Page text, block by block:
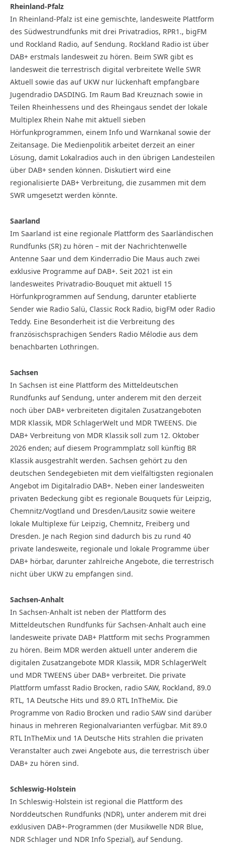
Rheinland-Pfalz
In Rheinland-Pfalz ist eine gemischte, landesweite Plattform
des Südwestrundfunks mit drei Privatradios, RPR1., bigFM
und Rockland Radio, auf Sendung. Rockland Radio ist über
DAB+ erstmals landesweit zu hören. Beim SWR gibt es
landesweit die terrestrisch digital verbreitete Welle SWR
Aktuell sowie das auf UKW nur lückenhaft empfangbare
Jugendradio DASDING. Im Raum Bad Kreuznach sowie in
Teilen Rheinhessens und des Rheingaus sendet der lokale
Multiplex Rhein Nahe mit aktuell sieben
Hörfunkprogrammen, einem Info und Warnkanal sowie der
Zeitansage. Die Medienpolitik arbeitet derzeit an einer
Lösung, damit Lokalradios auch in den übrigen Landesteilen
über DAB+ senden können. Diskutiert wird eine
regionalisierte DAB+ Verbreitung, die zusammen mit dem
SWR umgesetzt werden könnte.
Saarland
Im Saarland ist eine regionale Plattform des Saarländischen
Rundfunks (SR) zu hören – mit der Nachrichtenwelle
Antenne Saar und dem Kinderradio Die Maus auch zwei
exklusive Programme auf DAB+. Seit 2021 ist ein
landesweites Privatradio-Bouquet mit aktuell 15
Hörfunkprogrammen auf Sendung, darunter etablierte
Sender wie Radio Salü, Classic Rock Radio, bigFM oder Radio
Teddy. Eine Besonderheit ist die Verbreitung des
französischsprachigen Senders Radio Mélodie aus dem
benachbarten Lothringen.
Sachsen
In Sachsen ist eine Plattform des Mitteldeutschen
Rundfunks auf Sendung, unter anderem mit den derzeit
noch über DAB+ verbreiteten digitalen Zusatzangeboten
MDR Klassik, MDR SchlagerWelt und MDR TWEENS. Die
DAB+ Verbreitung von MDR Klassik soll zum 12. Oktober
2026 enden; auf diesem Programmplatz soll künftig BR
Klassik ausgestrahlt werden. Sachsen gehört zu den
deutschen Sendegebieten mit dem vielfältigsten regionalen
Angebot im Digitalradio DAB+. Neben einer landesweiten
privaten Bedeckung gibt es regionale Bouquets für Leipzig,
Chemnitz/Vogtland und Dresden/Lausitz sowie weitere
lokale Multiplexe für Leipzig, Chemnitz, Freiberg und
Dresden. Je nach Region sind dadurch bis zu rund 40
private landesweite, regionale und lokale Programme über
DAB+ hörbar, darunter zahlreiche Angebote, die terrestrisch
nicht über UKW zu empfangen sind.
Sachsen-Anhalt
In Sachsen-Anhalt ist neben der Plattform des
Mitteldeutschen Rundfunks für Sachsen-Anhalt auch eine
landesweite private DAB+ Plattform mit sechs Programmen
zu hören. Beim MDR werden aktuell unter anderem die
digitalen Zusatzangebote MDR Klassik, MDR SchlagerWelt
und MDR TWEENS über DAB+ verbreitet. Die private
Plattform umfasst Radio Brocken, radio SAW, Rockland, 89.0
RTL, 1A Deutsche Hits und 89.0 RTL InTheMix. Die
Programme von Radio Brocken und radio SAW sind darüber
hinaus in mehreren Regionalvarianten verfügbar. Mit 89.0
RTL InTheMix und 1A Deutsche Hits strahlen die privaten
Veranstalter auch zwei Angebote aus, die terrestrisch über
DAB+ zu hören sind.
Schleswig-Holstein
In Schleswig-Holstein ist regional die Plattform des
Norddeutschen Rundfunks (NDR), unter anderem mit drei
exklusiven DAB+-Programmen (der Musikwelle NDR Blue,
NDR Schlager und NDR Info Spezial), auf Sendung.